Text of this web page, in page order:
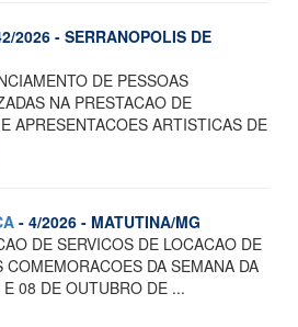
2026 - SERRANOPOLIS DE
DE PESSOAS
NA PRESTACAO DE
APRESENTACOES ARTISTICAS DE
- 4/2026 - MATUTINA/MG
DE SERVICOS DE LOCACAO DE
COMEMORACOES DA SEMANA DA
08 DE OUTUBRO DE ...